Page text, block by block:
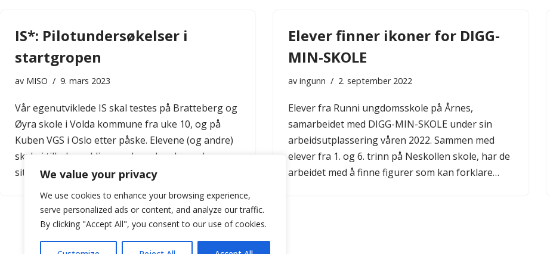
We value your privacy
We use cookies to enhance your browsing experience,
serve personalized ads or content, and analyze our traffic.
By clicking "Accept All", you consent to our use of cookies.
IS*: Pilotundersøkelser i
startgropen
av MISO 9. mars 2023
Vår egenutviklede IS skal testes på Bratteberg og
Øyra skole i Volda kommune fra uke 10, og på
Kuben VGS i Oslo etter påske. Elevene (og andre)
skal gi tilbakemelding om hvordan de opplever
sitt…
Elever finner ikoner for DIGG-
MIN-SKOLE
av ingunn 2. september 2022
Elever fra Runni ungdomsskole på Årnes,
samarbeidet med DIGG-MIN-SKOLE under sin
arbeidsutplassering våren 2022. Sammen med
elever fra 1. og 6. trinn på Neskollen skole, har de
arbeidet med å finne figurer som kan forklare…